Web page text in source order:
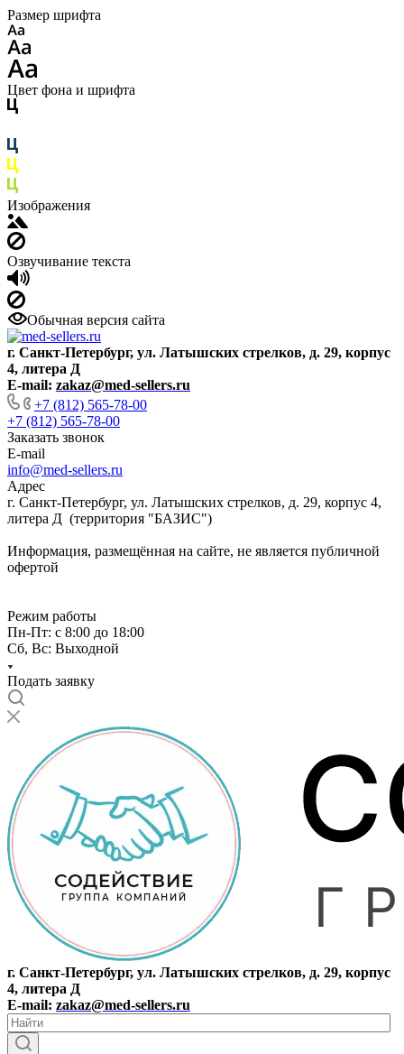
Размер шрифта
Цвет фона и шрифта
Изображения
Озвучивание текста
Обычная версия сайта
г. Санкт-Петербург, ул. Латышских стрелков, д. 29, корпус
4, литера Д
E-mail: zakaz@med-sellers.ru
+7 (812) 565-78-00
+7 (812) 565-78-00
Заказать звонок
E-mail
info@med-sellers.ru
Адрес
г. Санкт-Петербург, ул. Латышских стрелков, д. 29, корпус 4,
литера Д (территория "БАЗИС")
Информация, размещённая на сайте, не является публичной
офертой
Режим работы
Пн-Пт: с 8:00 до 18:00
Сб, Вс: Выходной
Подать заявку
г. Санкт-Петербург, ул. Латышских стрелков, д. 29, корпус
4, литера Д
E-mail: zakaz@med-sellers.ru